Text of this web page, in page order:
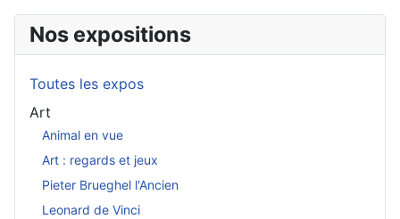
Nos expositions
Toutes les expos
Art
Animal en vue
Art : regards et jeux
Pieter Brueghel l'Ancien
Leonard de Vinci